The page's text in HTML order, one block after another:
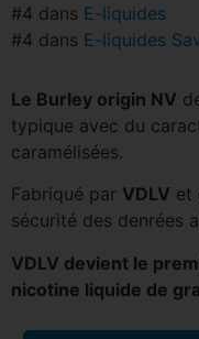
#4 dans E-liquides
#4 dans E-liquides
Le Burley origin NV
typique avec du
caramélisées.
Fabriqué par VDLV et
sécurité des denrées
VDLV devient le
nicotine liquide de